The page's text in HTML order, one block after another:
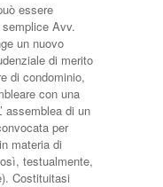
essere
Avv.
un nuovo
di merito
di condominio,
con una
assemblea di un
per
materia di
testualmente,
Costituitasi